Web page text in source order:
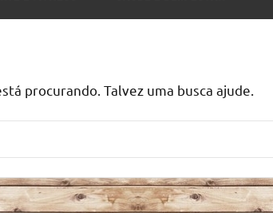
procurando. Talvez uma busca ajude.